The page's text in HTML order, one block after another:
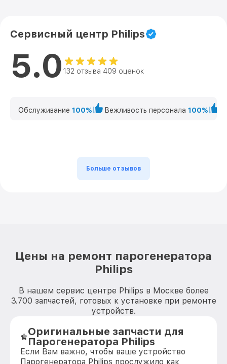
Сервисный центр Philips
5.0 132 отзыва 409 оценок
Обслуживание 100% Вежливость персонала 100%
Больше отзывов
Цены на ремонт парогенератора
Philips
В нашем сервис центре Philips в Москве более
3.700 запчастей, готовых к установке при ремонте
устройств.
Оригинальные запчасти для
Парогенератора Philips
Если Вам важно, чтобы ваше устройство
Парогенератора Philips прослужило как